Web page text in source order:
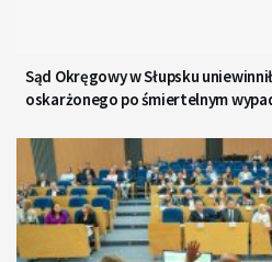
Sąd Okręgowy w Słupsku
oskarżonego po śmiertelnym